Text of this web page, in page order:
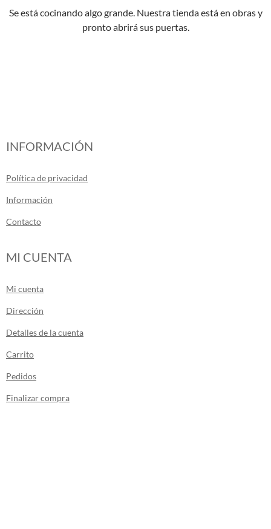
Se está cocinando algo grande. Nuestra tienda está en obras y
pronto abrirá sus puertas.
INFORMACIÓN
Política de privacidad
Información
Contacto
MI CUENTA
Mi cuenta
Dirección
Detalles de la cuenta
Carrito
Pedidos
Finalizar compra